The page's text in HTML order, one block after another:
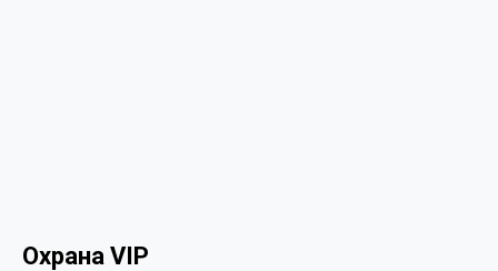
Охрана VIP